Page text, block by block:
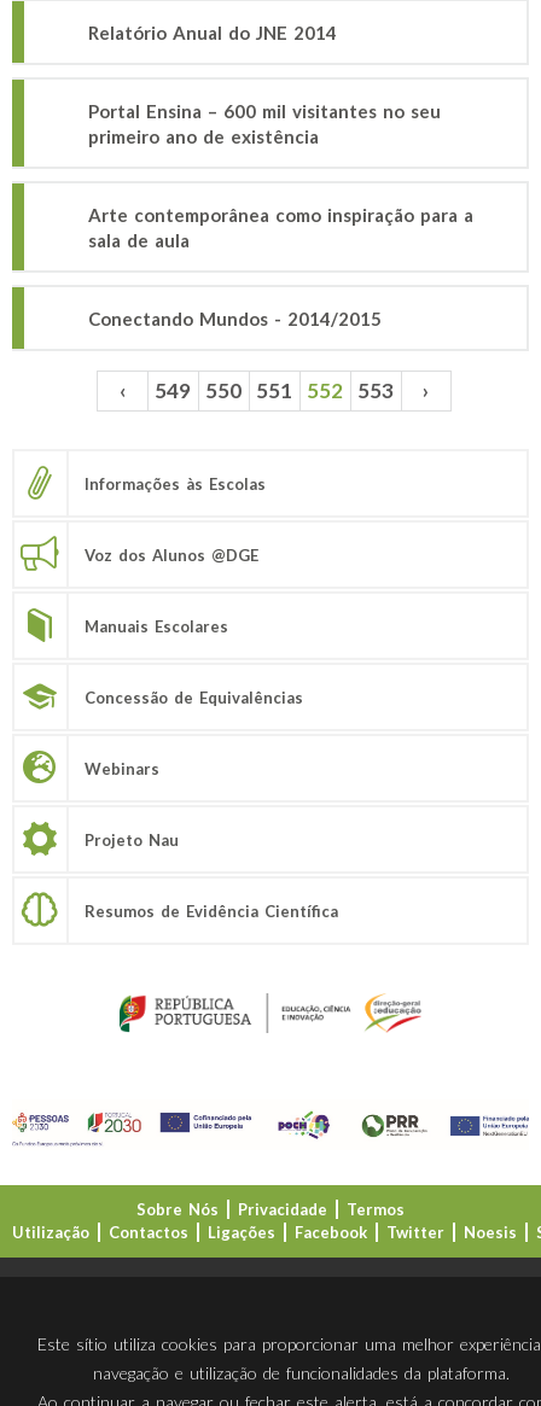
Relatório Anual do JNE 2014
Portal Ensina – 600 mil visitantes no seu
primeiro ano de existência
Arte contemporânea como inspiração para a
sala de aula
Conectando Mundos - 2014/2015
Páginas ‹ 549 550 551 552 553 ›
Informações às Escolas
Voz dos Alunos @DGE
Manuais Escolares
Concessão de Equivalências
Webinars
Projeto Nau
Resumos de Evidência Científica
Sobre Nós Privacidade
Termos
Utilização
Contactos Ligações Facebook Twitter Noesis
Este sítio utiliza cookies para proporcionar uma melhor
navegação e utilização de funcionalidades da plataforma.
Ao continuar a navegar ou fechar este alerta, está a concordar